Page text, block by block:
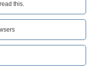
this.‎